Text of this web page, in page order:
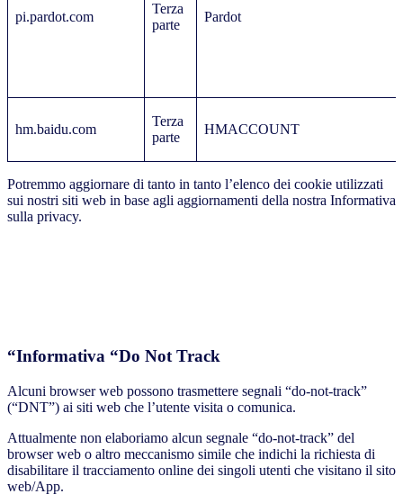
pi.pardot.com
Terza
parte
Pardot
hm.baidu.com
Terza
parte
HMACCOUNT
Potremmo aggiornare di tanto in tanto l’elenco dei cookie utilizzati
sui nostri siti web in base agli aggiornamenti della nostra Informativa
sulla privacy.
“Informativa “Do Not Track
Alcuni browser web possono trasmettere segnali “do-not-track”
(“DNT”) ai siti web che l’utente visita o comunica.
Attualmente non elaboriamo alcun segnale “do-not-track” del
browser web o altro meccanismo simile che indichi la richiesta di
disabilitare il tracciamento online dei singoli utenti che visitano il sito
web/App.